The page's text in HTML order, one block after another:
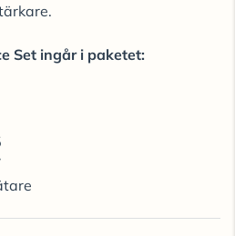
Set ingår i paketet: